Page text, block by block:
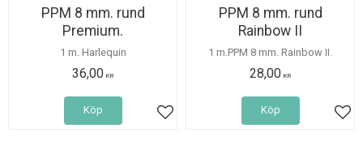
PPM 8 mm. rund
Premium.
1 m. Harlequin
36,00 KR
Lägg till i favoriter
Köp
PPM 8 mm. rund
Rainbow II
1 m.PPM 8 mm. Rainbow II.
28,00 KR
Köp